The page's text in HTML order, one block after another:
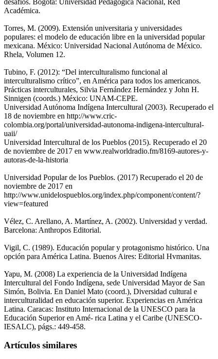
Académica.
Torres, M. (2009). Extensión universitaria y universidades
populares: el modelo de educación libre en la universidad popular
mexicana. México: Universidad Nacional Autónoma de México.
Rhela, Volumen 12.
Tubino, F. (2012): “Del interculturalismo funcional al
interculturalismo crítico”, en América para todos los americanos.
Prácticas interculturales, Silvia Fernández Hernández y John H.
Sinnigen (coords.) México: UNAM-CEPE.
Universidad Autónoma Indígena Intercultural (2003). Recuperado el
18 de noviembre en http://www.cric-
colombia.org/portal/universidad-autonoma-indigena-intercultural-
uaii/
Universidad Intercultural de los Pueblos (2015). Recuperado el 20
de noviembre de 2017 en www.realworldradio.fm/8169-autores-y-
autoras-de-la-historia
Universidad Popular de los Pueblos. (2017) Recuperado el 20 de
noviembre de 2017 en
http://www.unidelospueblos.org/index.php/component/content/?
view=featured
Vélez, C. Arellano, A. Martínez, A. (2002). Universidad y verdad.
Barcelona: Anthropos Editorial.
Vigil, C. (1989). Educación popular y protagonismo histórico. Una
opción para América Latina. Buenos Aires: Editorial Hvmanitas.
Yapu, M. (2008) La experiencia de la Universidad Indígena
Intercultural del Fondo Indígena, sede Universidad Mayor de San
Simón, Bolivia. En Daniel Mato (coord.), Diversidad cultural e
interculturalidad en educación superior. Experiencias en América
Latina. Caracas: Instituto Internacional de la UNESCO para la
Educación Superior en Amé- rica Latina y el Caribe (UNESCO-
IESALC), págs.: 449-458.
Artículos similares